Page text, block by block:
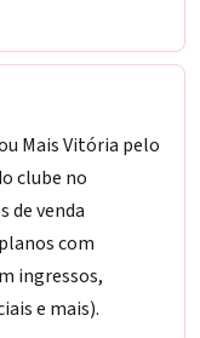
Mais Vitória pelo
clube no
de venda
com
ingressos,
e mais).